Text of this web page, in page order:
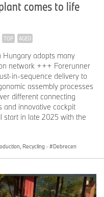
comes to life
TOP AGED
Hungary adopts many
network +++ Forerunner
in-sequence delivery to
assembly processes
different connecting
and innovative cockpit
start in late 2025 with the
Recycling · Debrecen